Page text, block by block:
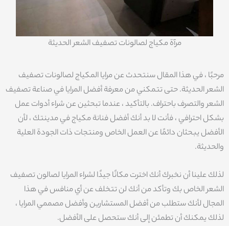
مرآة مكياج لصالونات تصفيف الشعر الحديثة
مرحبًا ، في هذا المقال سنتحدث عن مرايا المكياج لصالونات تصفيف
الشعر الحديثة. حتى تتمكني من معرفة أفضل المرايا في صناعة تصفيف
الشعر والتصرف باحتراف. بالتأكيد ، عندما تبحثين عن شراء أدوات عمل
بشكل احترافي ، فأنت لا بد أنك أفضل فنانة مكياج في مدينتك ، لأن
الأفضل يبحثان دائمًا عن العمل الخاص ومنتجات ذات الجودة العلية
والحديثة.
لذلك علينا أن نخبرك أنك اخترت مكانًا جيدًا لشراء المرايا لصالون تصفيف
الشعر الخاص بك وتأكد من أنك لن تتخلف عن أي منافس في هذا
المجال لأنك ستطلب من أفضل المستشارين وأفضل مصممي المرايا ،
لذلك يمكنك أن تطمئن إلى أنك ستحصل على الأفضل.